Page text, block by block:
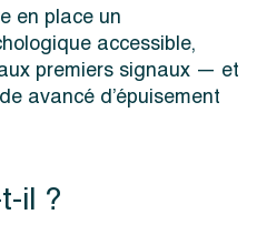
en place un
accessible,
premiers signaux — et
avancé d’épuisement
il ?